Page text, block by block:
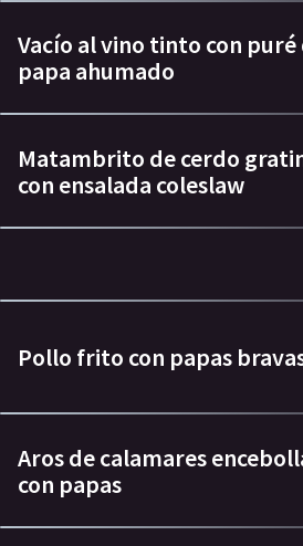
Vacío al vino tinto con puré
papa ahumado
Matambrito de cerdo
con ensalada coleslaw
Pollo frito con papas
Aros de calamares
con papas